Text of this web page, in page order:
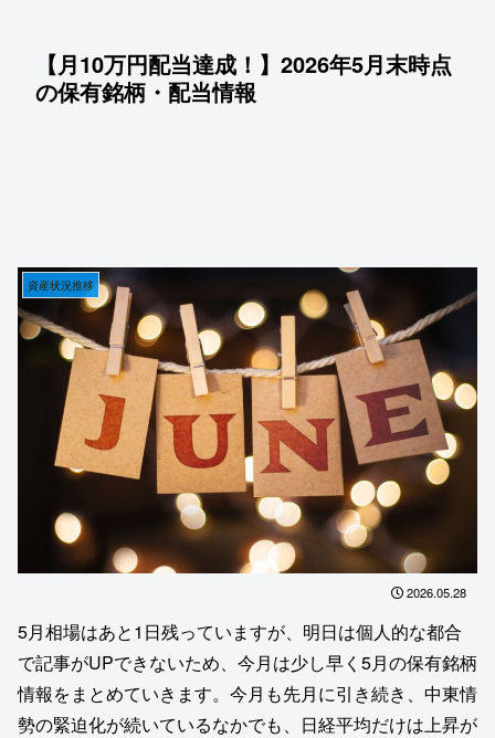
【月10万円配当達成！】2026年5月末時点
の保有銘柄・配当情報
資産状況推移
2026.05.28
5月相場はあと1日残っていますが、明日は個人的な都合
で記事がUPできないため、今月は少し早く5月の保有銘柄
情報をまとめていきます。今月も先月に引き続き、中東情
勢の緊迫化が続いているなかでも、日経平均だけは上昇が